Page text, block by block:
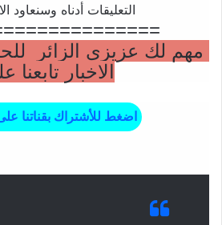
التعليقات أدناه وسنعاود
مهم لك عزيزي الزائر
الاخبار تابعنا
اضغط للأشتراك بقناتنا